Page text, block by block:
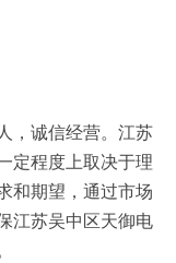
，诚信经营。江苏
定程度上取决于理
和期望，通过市场
江苏吴中区天御电